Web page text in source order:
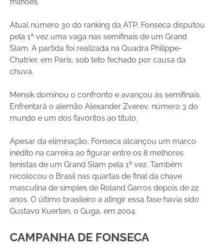
milhões.
Atual número 30 do ranking da ATP, Fonseca disputou
pela 1ª vez uma vaga nas semifinais de um Grand
Slam. A partida foi realizada na Quadra Philippe-
Chatrier, em Paris, sob teto fechado por causa da
chuva.
Mensik dominou o confronto e avançou às semifinais.
Enfrentará o alemão Alexander Zverev, número 3 do
mundo e um dos favoritos ao título.
Apesar da eliminação, Fonseca alcançou um marco
inédito na carreira ao figurar entre os 8 melhores
tenistas de um Grand Slam pela 1ª vez. Também
recolocou o Brasil nas quartas de final da chave
masculina de simples de Roland Garros depois de 22
anos. O último brasileiro a atingir essa fase havia sido
Gustavo Kuerten, o Guga, em 2004.
CAMPANHA DE FONSECA